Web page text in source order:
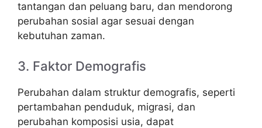
tantangan dan peluang baru, dan mendorong
perubahan sosial agar sesuai dengan
kebutuhan zaman.
3. Faktor Demografis
Perubahan dalam struktur demografis, seperti
pertambahan penduduk, migrasi, dan
perubahan komposisi usia, dapat